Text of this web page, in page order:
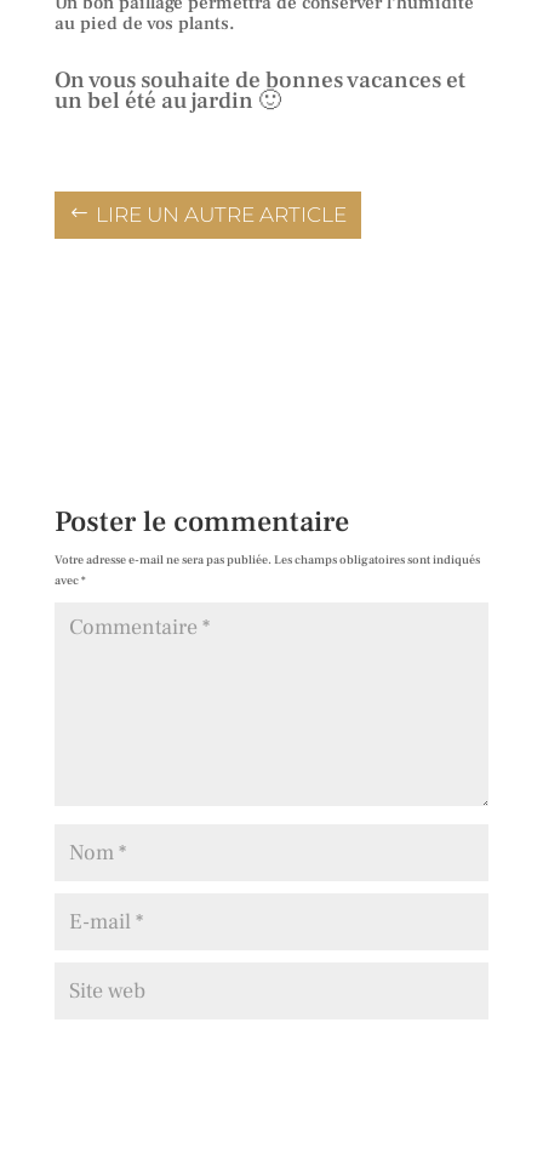
au pied de vos plants.
On vous souhaite de bonnes vacances et
un bel été au jardin 🙂
LIRE UN AUTRE ARTICLE
Poster le commentaire
Votre adresse e-mail ne sera pas publiée. Les champs obligatoires sont indiqués
avec*